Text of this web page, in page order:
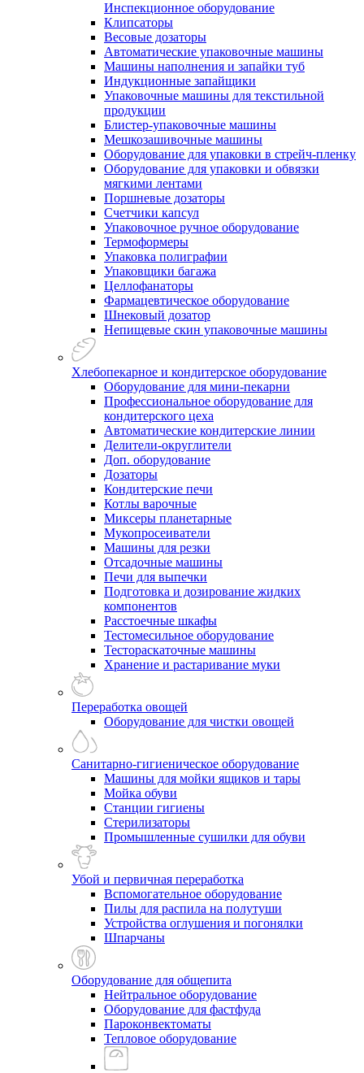
Инспекционное оборудование
Клипсаторы
Весовые дозаторы
Автоматические упаковочные машины
Машины наполнения и запайки туб
Индукционные запайщики
Упаковочные машины для текстильной
продукции
Блистер-упаковочные машины
Мешкозашивочные машины
Оборудование для упаковки в стрейч-пленку
Оборудование для упаковки и обвязки
мягкими лентами
Поршневые дозаторы
Счетчики капсул
Упаковочное ручное оборудование
Термоформеры
Упаковка полиграфии
Упаковщики багажа
Целлофанаторы
Фармацевтическое оборудование
Шнековый дозатор
Непищевые скин упаковочные машины
Хлебопекарное и кондитерское оборудование
Оборудование для мини-пекарни
Профессиональное оборудование для
кондитерского цеха
Автоматические кондитерские линии
Делители-округлители
Доп. оборудование
Дозаторы
Кондитерские печи
Котлы варочные
Миксеры планетарные
Мукопросеиватели
Машины для резки
Отсадочные машины
Печи для выпечки
Подготовка и дозирование жидких
компонентов
Расстоечные шкафы
Тестомесильное оборудование
Тестораскаточные машины
Хранение и растаривание муки
Переработка овощей
Оборудование для чистки овощей
Санитарно-гигиеническое оборудование
Машины для мойки ящиков и тары
Мойка обуви
Станции гигиены
Стерилизаторы
Промышленные сушилки для обуви
Убой и первичная переработка
Вспомогательное оборудование
Пилы для распила на полутуши
Устройства оглушения и погонялки
Шпарчаны
Оборудование для общепита
Нейтральное оборудование
Оборудование для фастфуда
Пароконвектоматы
Тепловое оборудование